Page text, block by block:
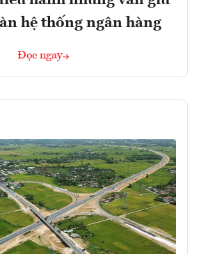
hệ thống ngân hàng
Đọc ngay